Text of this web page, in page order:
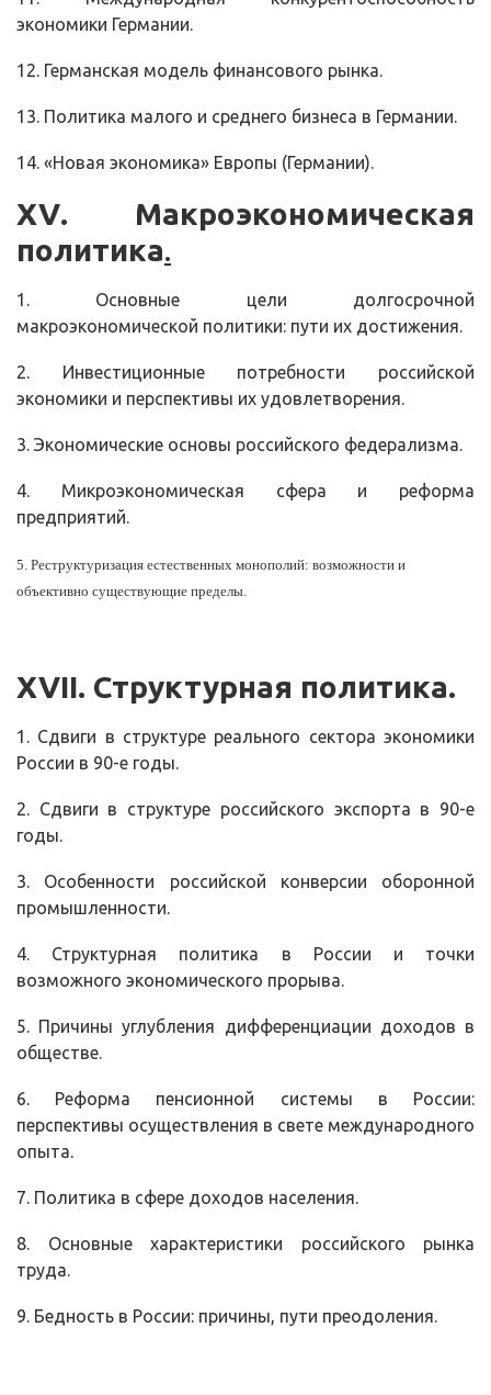
экономики Германии.
12. Германская модель финансового рынка.
13. Политика малого и среднего бизнеса в Германии.
14. «Новая экономика» Европы (Германии).
XV. Макроэкономическая
политика.
1. Основные цели долгосрочной
макроэкономической политики: пути их достижения.
2. Инвестиционные потребности российской
экономики и перспективы их удовлетворения.
3. Экономические основы российского федерализма.
4. Микроэкономическая сфера и реформа
предприятий.
5. Реструктуризация естественных монополий: возможности и
объективно существующие пределы.
XVII. Структурная политика.
1. Сдвиги в структуре реального сектора экономики
России в 90-е годы.
2. Сдвиги в структуре российского экспорта в 90-е
годы.
3. Особенности российской конверсии оборонной
промышленности.
4. Структурная политика в России и точки
возможного экономического прорыва.
5. Причины углубления дифференциации доходов в
обществе.
6. Реформа пенсионной системы в России:
перспективы осуществления в свете международного
опыта.
7. Политика в сфере доходов населения.
8. Основные характеристики российского рынка
труда.
9. Бедность в России: причины, пути преодоления.